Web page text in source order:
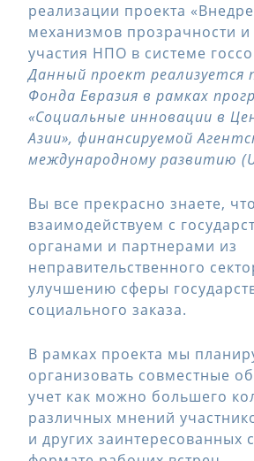
реализации проекта
механизмов прозрачности и
участия НПО в системе
Данный проект реализуется
Фонда Евразия в рамках
«Социальные инновации в
Азии», финансируемой
международному развитию
Вы все прекрасно знаете,
взаимодействуем с
органами и партнерами из
неправительственного
улучшению сферы
социального заказа.
В рамках проекта мы
организовать совместные
учет как можно большего
различных мнений
и других заинтересованных